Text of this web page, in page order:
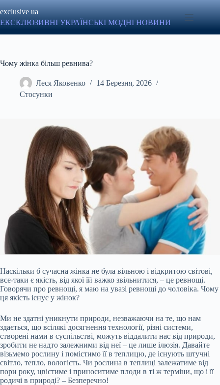
до
вмісту
exclusive ua
ЕКСКЛЮЗИВНІ УКРАЇНСЬКІ МОДНІ НОВИНИ
Чому жінка більш ревнива?
Леся Яковенко
14 Березня, 2026
Стосунки
Наскільки б сучасна жінка не була вільною і відкритою світові,
все-таки є якість, від якої їй важко звільнитися, – це ревнощі.
Говорячи про ревнощі, я маю на увазі ревнощі до чоловіка. Чому
ця якість існує у жінок?
Ми не здатні уникнути природи, незважаючи на те, що нам
здається, що всілякі досягнення технології, різні системи,
створені нами в суспільстві, можуть віддалити нас від природи,
зробити не надто залежними від неї – це лише ілюзія. Давайте
візьмемо рослину і помістимо її в теплицю, де існують штучні
світло, тепло, вологість. Чи рослина в теплиці залежатиме від
пори року, цвістиме і приноситиме плоди в ті ж терміни, що і її
родичі в природі? – Безперечно!